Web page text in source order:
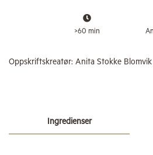
>60 min
Oppskriftskreatør: Anita Stokke
Ingredienser